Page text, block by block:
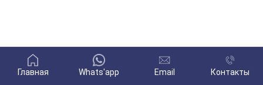
Главная Whats'app Email Контакты